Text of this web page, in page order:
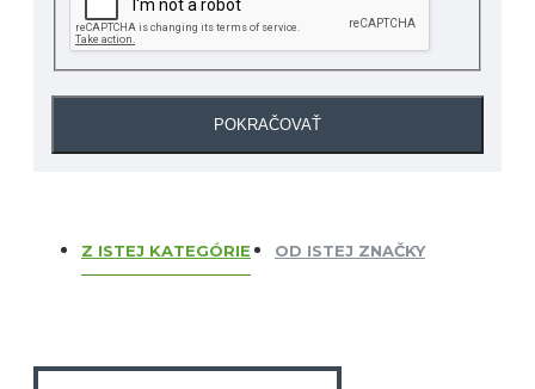
POKRAČOVAŤ
Z ISTEJ KATEGÓRIE OD ISTEJ ZNAČKY